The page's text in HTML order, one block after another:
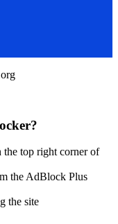
top right corner of
the AdBlock Plus
the site